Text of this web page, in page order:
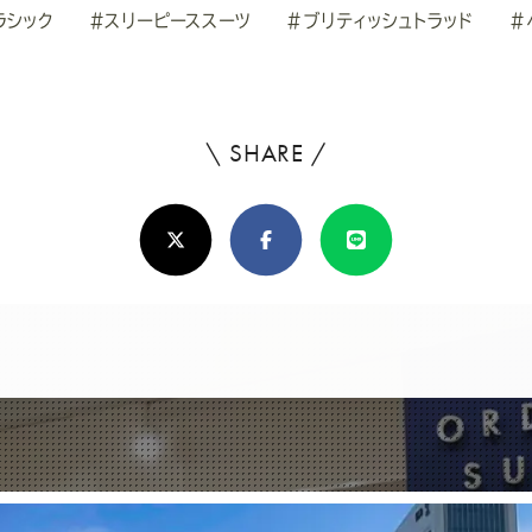
ック #スリーピーススーツ #ブリティッシュトラッド #
\ SHARE /
ろ
し
け
シ
ェ
ア
X(Twitter)FacebookLine